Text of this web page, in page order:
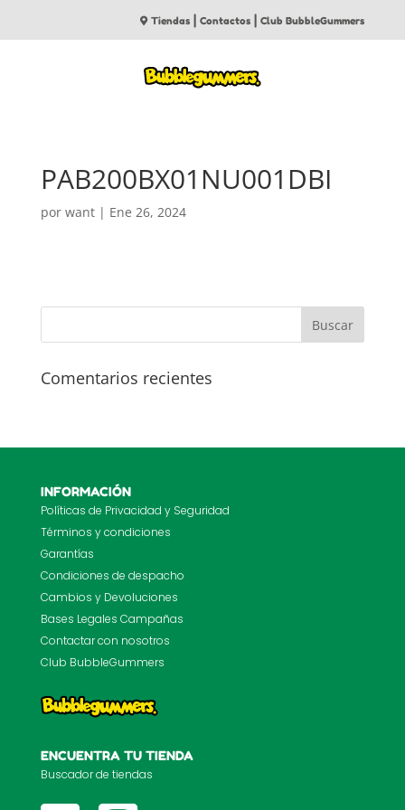
Tiendas |Contactos |Club BubbleGummers
PAB200BX01NU001DBI
por want| Ene 26, 2024
Comentarios recientes
INFORMACIÓN
Políticas de Privacidad y Seguridad
Términos y condiciones
Garantías
Condiciones de despacho
Cambios y Devoluciones
Bases Legales Campañas
Contactar con nosotros
Club BubbleGummers
ENCUENTRA TU TIENDA
Buscador de tiendas